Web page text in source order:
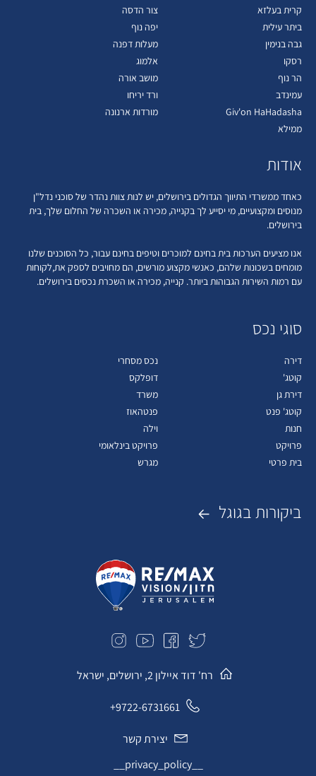
קרית בעלזא
צור הדסה
ביתר עילית
יפה נוף
גבה בנימין
מעלות דפנה
רסקו
אלמוג
הר נוף
מושב אורה
עמינדב
ורד יריחו
Giv'on HaHadasha
מורדות ארנונה
ממילא
אודות
כאחד ממשרדי התיווך הגדולים בירושלים, יש לנות צוות נהדר של סוכני נדל"ן
מנוסים ומקצועיים, מי יסייע לך בקנייה, מכירה או השכרה של החלום שלך, בית
בירושלים.
אנו מציעים הערכות בית בחינם למוכרים וטיפים בחינם עבור, כל הסוכנים שלנו
מומחים בשכונות שלהם, כאנשי מקצוע מורשים, הם מחויבים לספק את,לקוחות
עם רמות השירות הגבוהות ביותר. קנייה, מכירה או השכרת נכסים בירושלים.
סוגי נכס
דירה
נכס מסחרי
קוטג'
דופלקס
דירת גן
משרד
קוטג' פנט
פנטהאוז
חנות
וילה
פרויקט
פרויקט בינלאומי
בית פרטי
מגרש
ביקורות בגוגל
רח' דוד איילון 2, ירושלים, ישראל
9722-6731661+
יצירת קשר
__privacy_policy__